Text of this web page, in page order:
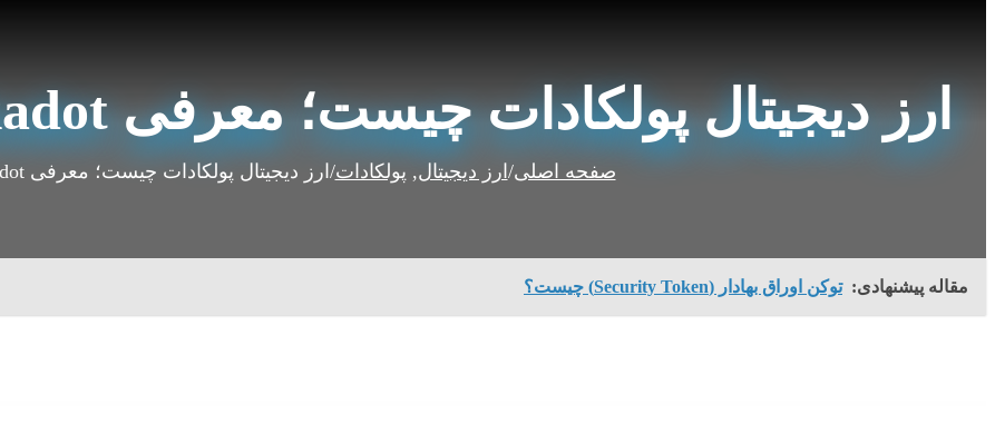
ارز دیجیتال پولکادات چیست؛ معرفی Polkadot
صفحه اصلی/ ارز دیجیتال, پولکادات/ ارز دیجیتال پولکادات چیست؛ معرفی Polkadot
مقاله پیشنهادی: توکن اوراق بهادار (Security Token) چیست؟